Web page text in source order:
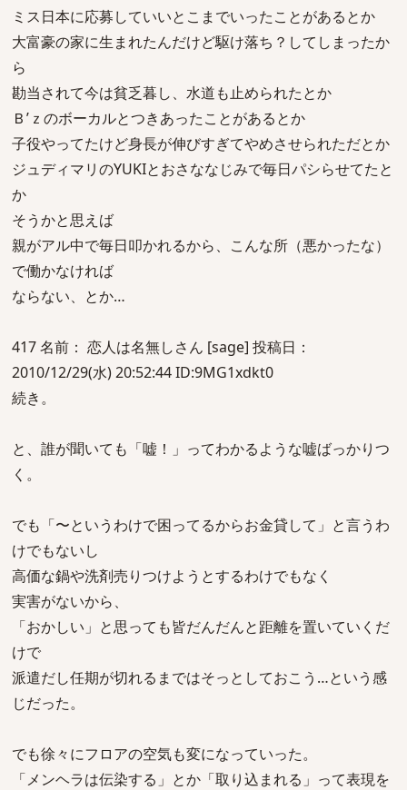
ミス日本に応募していいとこまでいったことがあるとか
大富豪の家に生まれたんだけど駆け落ち？してしまったか
ら
勘当されて今は貧乏暮し、水道も止められたとか
Ｂ’ｚのボーカルとつきあったことがあるとか
子役やってたけど身長が伸びすぎてやめさせられただとか
ジュディマリのYUKIとおさななじみで毎日パシらせてたと
か
そうかと思えば
親がアル中で毎日叩かれるから、こんな所（悪かったな）
で働かなければ
ならない、とか…
417 名前： 恋人は名無しさん [sage] 投稿日：
2010/12/29(水) 20:52:44 ID:9MG1xdkt0
続き。
と、誰が聞いても「嘘！」ってわかるような嘘ばっかりつ
く。
でも「〜というわけで困ってるからお金貸して」と言うわ
けでもないし
高価な鍋や洗剤売りつけようとするわけでもなく
実害がないから、
「おかしい」と思っても皆だんだんと距離を置いていくだ
けで
派遣だし任期が切れるまではそっとしておこう…という感
じだった。
でも徐々にフロアの空気も変になっていった。
「メンヘラは伝染する」とか「取り込まれる」って表現を